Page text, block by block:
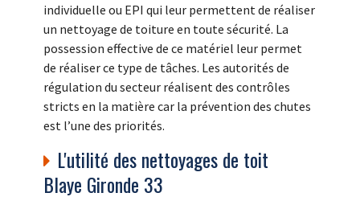
individuelle ou EPI qui leur permettent de réaliser
un nettoyage de toiture en toute sécurité. La
possession effective de ce matériel leur permet
de réaliser ce type de tâches. Les autorités de
régulation du secteur réalisent des contrôles
stricts en la matière car la prévention des chutes
est l’une des priorités.
L'utilité des nettoyages de toit
Blaye Gironde 33